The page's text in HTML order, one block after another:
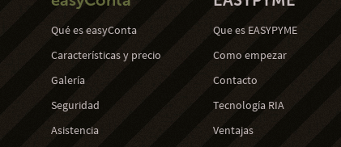
Qué es easyConta
Características y precio
Galería
Seguridad
Asistencia
Que es EASYPYME
Como empezar
Contacto
Tecnología RIA
Ventajas